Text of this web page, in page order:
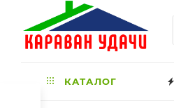
КАТАЛОГ